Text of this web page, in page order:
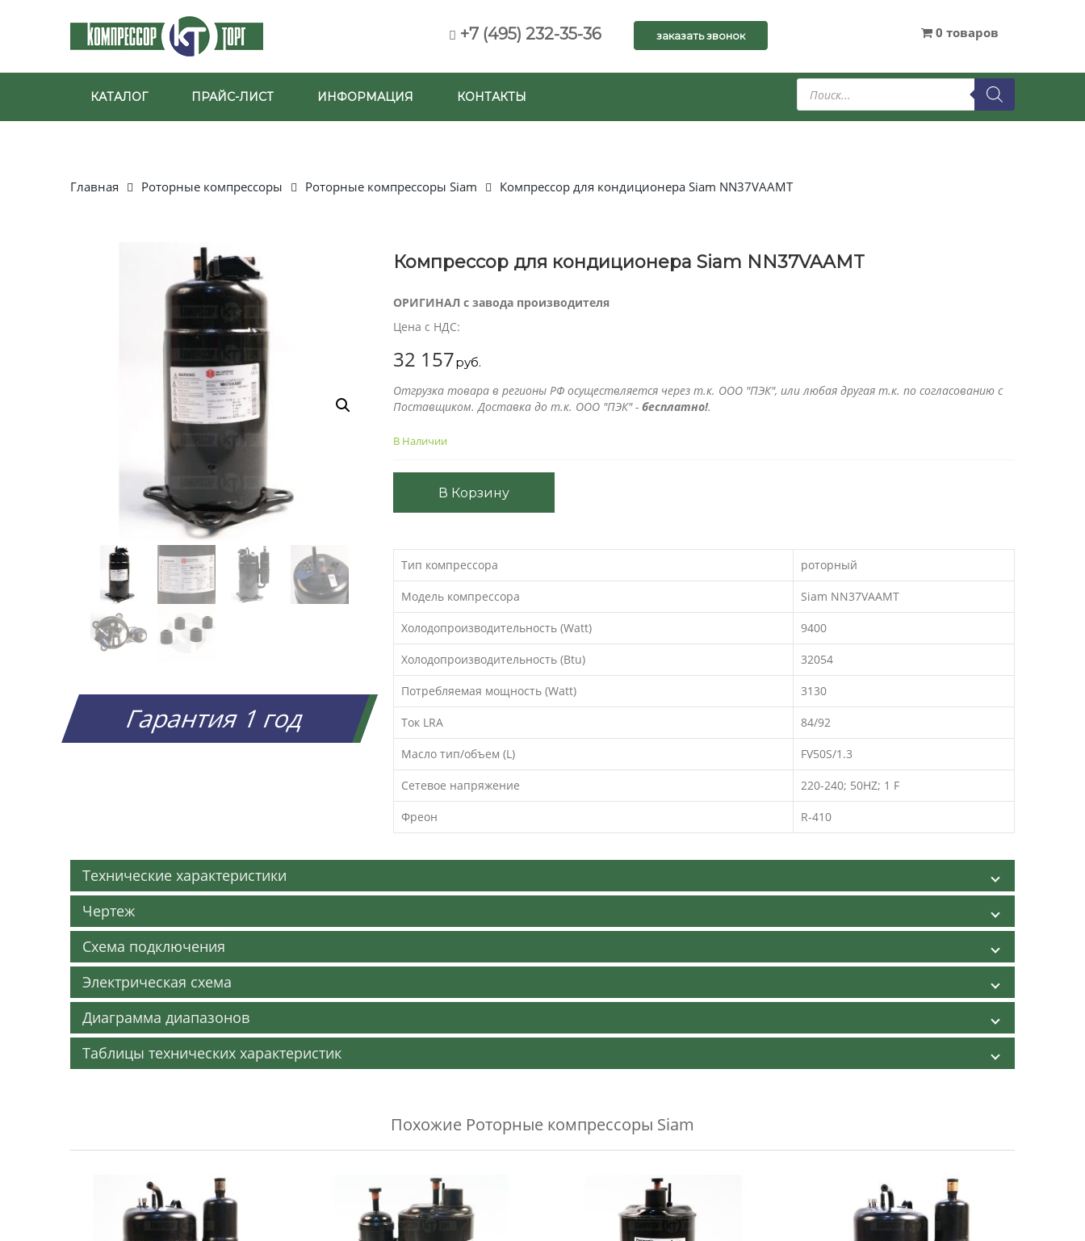
+7 (495) 232-35-36 заказать звонок 0 товаров
КАТАЛОГ ПРАЙС-ЛИСТ ИНФОРМАЦИЯ КОНТАКТЫ
Поиск
товаров
Главная Роторные компрессоры Роторные компрессоры Siam Компрессор для кондиционера Siam NN37VAAMT
Гарантия 1 год
Компрессор для кондиционера Siam NN37VAAMT
ОРИГИНАЛ с завода производителя
Цена с НДС:
32 157руб.
Отгрузка товара в регионы РФ осуществляется через т.к. ООО "ПЭК", или любая другая т.к. по согласованию с
Поставщиком. Доставка до т.к. ООО "ПЭК" - бесплатно!.
В Наличии
В Корзину
Тип компрессора роторный
Модель компрессора Siam NN37VAAMT
Холодопроизводительность (Watt) 9400
Холодопроизводительность (Btu) 32054
Потребляемая мощность (Watt) 3130
Ток LRA 84/92
Масло тип/объем (L) FV50S/1.3
Сетевое напряжение 220-240; 50HZ; 1 F
Фреон R-410
Технические характеристики
Чертеж
Схема подключения
Электрическая схема
Диаграмма диапазонов
Таблицы технических характеристик
Похожие Роторные компрессоры Siam